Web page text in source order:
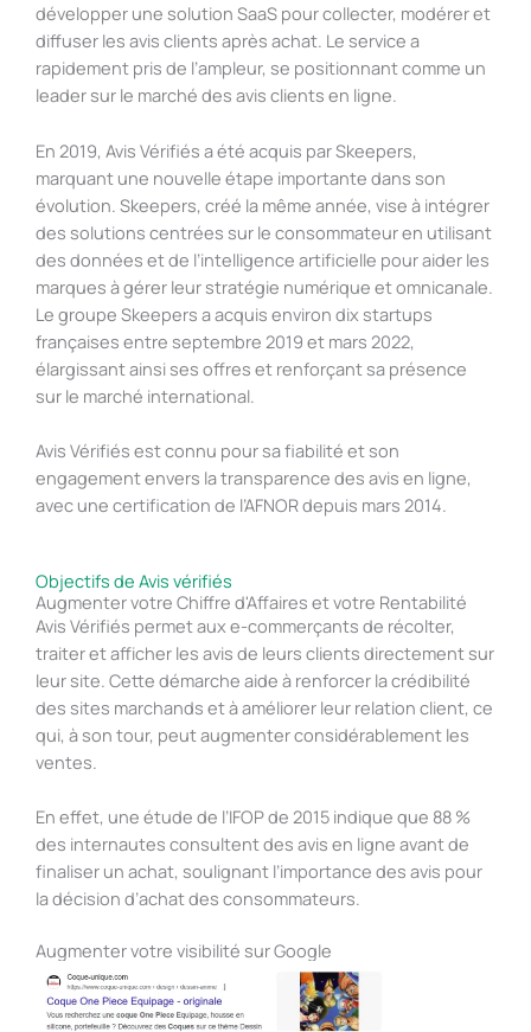
développer une solution SaaS pour collecter, modérer et
diffuser les avis clients après achat. Le service a
rapidement pris de l’ampleur, se positionnant comme un
leader sur le marché des avis clients en ligne.
En 2019, Avis Vérifiés a été acquis par Skeepers,
marquant une nouvelle étape importante dans son
évolution. Skeepers, créé la même année, vise à intégrer
des solutions centrées sur le consommateur en utilisant
des données et de l’intelligence artificielle pour aider les
marques à gérer leur stratégie numérique et omnicanale.
Le groupe Skeepers a acquis environ dix startups
françaises entre septembre 2019 et mars 2022,
élargissant ainsi ses offres et renforçant sa présence
sur le marché international.
Avis Vérifiés est connu pour sa fiabilité et son
engagement envers la transparence des avis en ligne,
avec une certification de l’AFNOR depuis mars 2014.
Objectifs de Avis vérifiés
Augmenter votre Chiffre d'Affaires et votre Rentabilité
Avis Vérifiés permet aux e-commerçants de récolter,
traiter et afficher les avis de leurs clients directement sur
leur site. Cette démarche aide à renforcer la crédibilité
des sites marchands et à améliorer leur relation client, ce
qui, à son tour, peut augmenter considérablement les
ventes.
En effet, une étude de l’IFOP de 2015 indique que 88 %
des internautes consultent des avis en ligne avant de
finaliser un achat, soulignant l’importance des avis pour
la décision d’achat des consommateurs.
Augmenter votre visibilité sur Google